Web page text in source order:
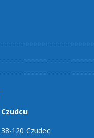
120 Czudec